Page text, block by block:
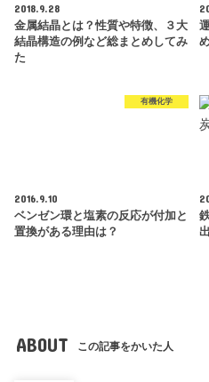
2018.9.28
金属結晶とは？性質や特徴、３大
結晶構造の例など総まとめしてみ
た
有機化学
2016.9.10
ベンゼン環と塩素の反応が付加と
置換がある理由は？
ABOUT この記事をかいた人